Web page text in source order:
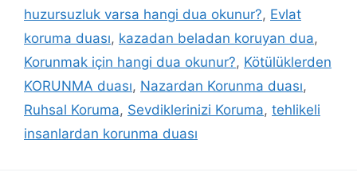
huzursuzluk varsa hangi dua okunur?, Evlat
koruma duası, kazadan beladan koruyan dua,
Korunmak için hangi dua okunur?, Kötülüklerden
KORUNMA duası, Nazardan Korunma duası,
Ruhsal Koruma, Sevdiklerinizi Koruma, tehlikeli
insanlardan korunma duası